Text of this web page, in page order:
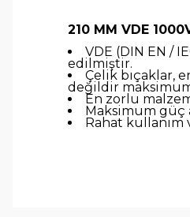
210 MM VDE
VDE (DIN EN /
edilmiştir.
Çelik bıçaklar,
değildir
En zorlu
Maksimum güç
Rahat